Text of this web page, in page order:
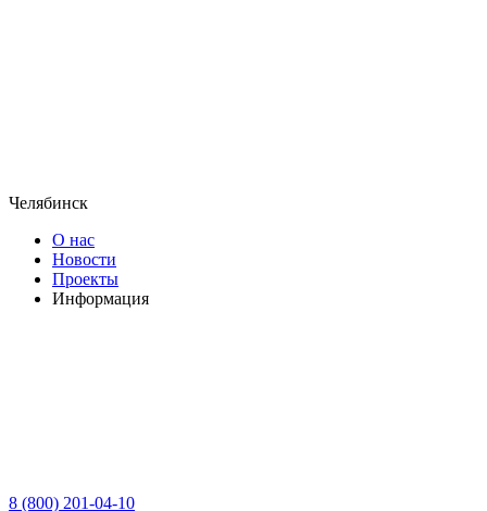
Челябинск
О нас
Новости
Проекты
Информация
8 (800) 201-04-10